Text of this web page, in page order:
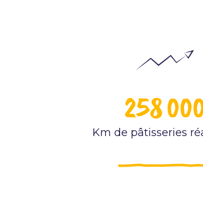
258
Km de pâtisseries